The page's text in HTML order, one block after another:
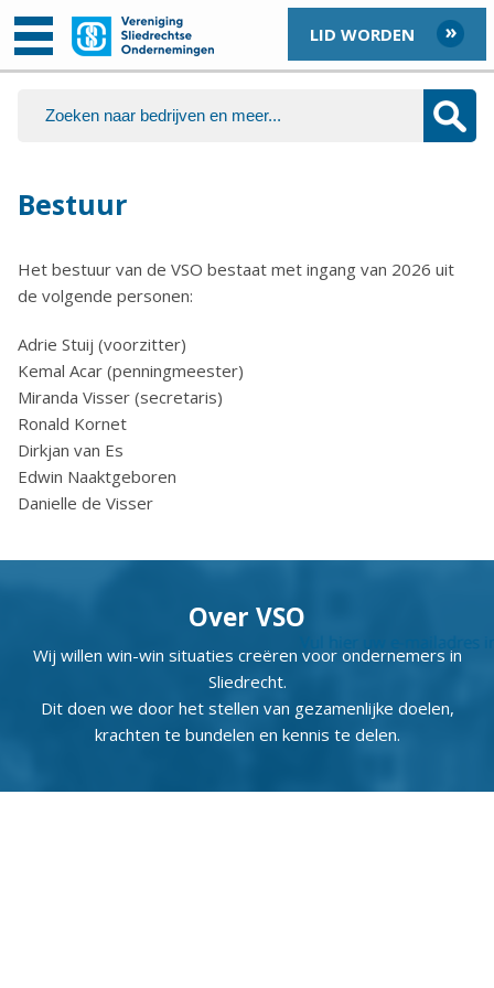
LID WORDEN
Bestuur
Het bestuur van de VSO bestaat met ingang van 2026 uit
de volgende personen:
Adrie Stuij (voorzitter)
Kemal Acar (penningmeester)
Miranda Visser (secretaris)
Ronald Kornet
Dirkjan van Es
Edwin Naaktgeboren
Danielle de Visser
Over VSO
Wij willen win-win situaties creëren voor ondernemers in
Sliedrecht.
Dit doen we door het stellen van gezamenlijke doelen,
krachten te bundelen en kennis te delen.